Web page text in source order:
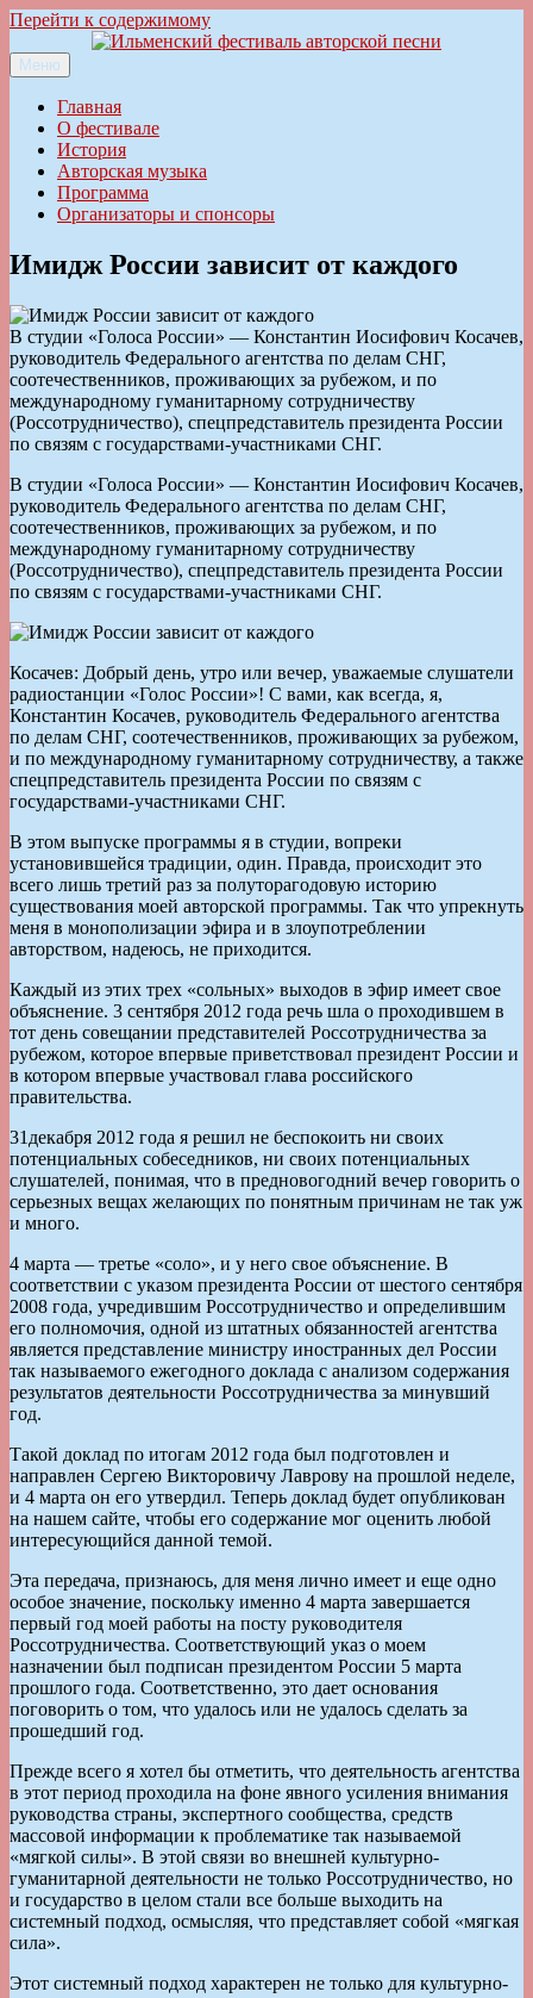
Перейти к содержимому
Ильменский фестиваль авторской песни
Меню
Главная
О фестивале
История
Авторская музыка
Программа
Организаторы и спонсоры
Имидж России зависит от каждого
В студии «Голоса России» — Константин Иосифович Косачев,
руководитель Федерального агентства по делам СНГ,
соотечественников, проживающих за рубежом, и по
международному гуманитарному сотрудничеству
(Россотрудничество), спецпредставитель президента России
по связям с государствами-участниками СНГ.
В студии «Голоса России» — Константин Иосифович Косачев,
руководитель Федерального агентства по делам СНГ,
соотечественников, проживающих за рубежом, и по
международному гуманитарному сотрудничеству
(Россотрудничество), спецпредставитель президента России
по связям с государствами-участниками СНГ.
Косачев: Добрый день, утро или вечер, уважаемые слушатели
радиостанции «Голос России»! С вами, как всегда, я,
Константин Косачев, руководитель Федерального агентства
по делам СНГ, соотечественников, проживающих за рубежом,
и по международному гуманитарному сотрудничеству, а также
спецпредставитель президента России по связям с
государствами-участниками СНГ.
В этом выпуске программы я в студии, вопреки
установившейся традиции, один. Правда, происходит это
всего лишь третий раз за полуторагодовую историю
существования моей авторской программы. Так что упрекнуть
меня в монополизации эфира и в злоупотреблении
авторством, надеюсь, не приходится.
Каждый из этих трех «сольных» выходов в эфир имеет свое
объяснение. 3 сентября 2012 года речь шла о проходившем в
тот день совещании представителей Россотрудничества за
рубежом, которое впервые приветствовал президент России и
в котором впервые участвовал глава российского
правительства.
31декабря 2012 года я решил не беспокоить ни своих
потенциальных собеседников, ни своих потенциальных
слушателей, понимая, что в предновогодний вечер говорить о
серьезных вещах желающих по понятным причинам не так уж
и много.
4 марта — третье «соло», и у него свое объяснение. В
соответствии с указом президента России от шестого сентября
2008 года, учредившим Россотрудничество и определившим
его полномочия, одной из штатных обязанностей агентства
является представление министру иностранных дел России
так называемого ежегодного доклада с анализом содержания
результатов деятельности Россотрудничества за минувший
год.
Такой доклад по итогам 2012 года был подготовлен и
направлен Сергею Викторовичу Лаврову на прошлой неделе,
и 4 марта он его утвердил. Теперь доклад будет опубликован
на нашем сайте, чтобы его содержание мог оценить любой
интересующийся данной темой.
Эта передача, признаюсь, для меня лично имеет и еще одно
особое значение, поскольку именно 4 марта завершается
первый год моей работы на посту руководителя
Россотрудничества. Соответствующий указ о моем
назначении был подписан президентом России 5 марта
прошлого года. Соответственно, это дает основания
поговорить о том, что удалось или не удалось сделать за
прошедший год.
Прежде всего я хотел бы отметить, что деятельность агентства
в этот период проходила на фоне явного усиления внимания
руководства страны, экспертного сообщества, средств
массовой информации к проблематике так называемой
«мягкой силы». В этой связи во внешней культурно-
гуманитарной деятельности не только Россотрудничество, но
и государство в целом стали все больше выходить на
системный подход, осмысляя, что представляет собой «мягкая
сила».
Этот системный подход характерен не только для культурно-